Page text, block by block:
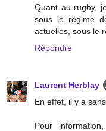
Quant au rugby,
sous le régime
actuelles, sous le
Répondre
Laurent Herblay
En effet, il y a
Pour